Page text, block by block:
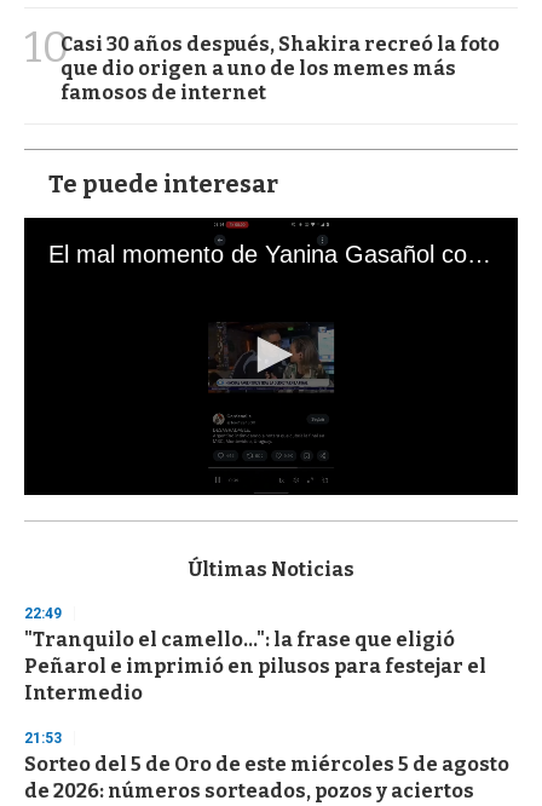
10Casi 30 años después, Shakira recreó la foto
que dio origen a uno de los memes más
famosos de internet
Te puede interesar
El mal momento de Yanina Gasañol con un hincha argentino en "Subrayado"
s
d
s
o
f
3
s
e
c
o
Últimas Noticias
22:49
"Tranquilo el camello...": la frase que eligió
Peñarol e imprimió en pilusos para festejar el
Intermedio
21:53
Sorteo del 5 de Oro de este miércoles 5 de agosto
de 2026: números sorteados, pozos y aciertos